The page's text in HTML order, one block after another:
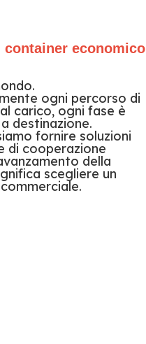
economico
ogni percorso di
carico, ogni fase è
destinazione.
fornire soluzioni
di cooperazione
della
scegliere un